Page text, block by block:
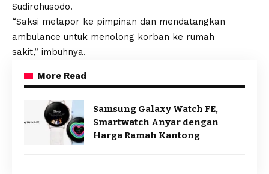
Sudirohusodo.
“Saksi melapor ke pimpinan dan mendatangkan
ambulance untuk menolong korban ke rumah
sakit,” imbuhnya.
More Read
Samsung Galaxy Watch FE,
Smartwatch Anyar dengan
Harga Ramah Kantong